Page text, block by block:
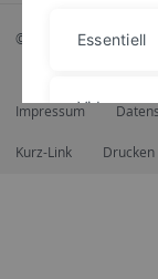
© 2026 Eberhard Karls
Impressum
Kurz-Link Drucken
Essentiell
Videos